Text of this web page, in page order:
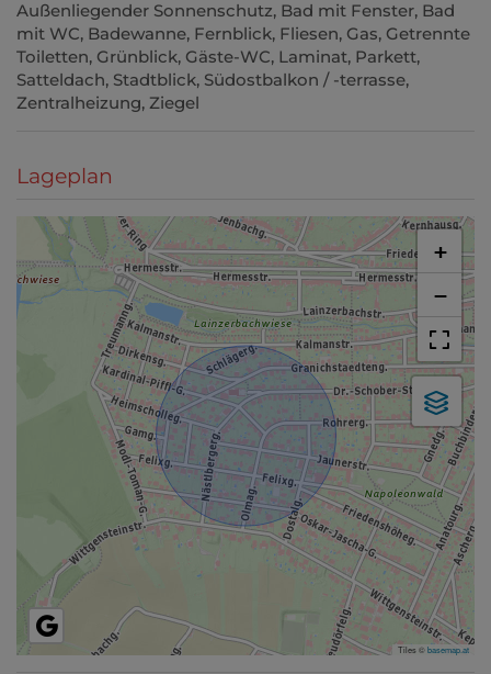
Außenliegender Sonnenschutz Bad mit Fenster Bad
mit WC Badewanne Fernblick Fliesen Gas Getrennte
Toiletten Grünblick Gäste-WC Laminat Parkett
Satteldach Stadtblick Südostbalkon / -terrasse
Zentralheizung Ziegel
Lageplan
+
−
Tiles ©basemap.at